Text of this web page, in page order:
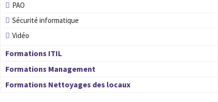
PAO
Sécurité informatique
Vidéo
Formations ITIL
Formations Management
Formations Nettoyages des locaux